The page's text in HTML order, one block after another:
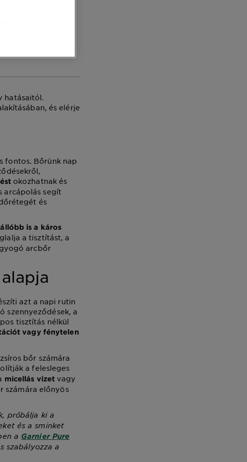
A bőre
öregedést,
hatásaitól.
és elérje
fontos. Bőrünk nap
okozhatnak és
arcápolás segít
és
is a káros
a tisztítást, a
arcbőr
azt a napi rutin
szennyeződések, a
tisztítás nélkül
vagy fénytelen
bőr számára
a felesleges
micellás vizet vagy
számára előnyös
próbálja ki a
és a sminket
a Garnier Pure
szabályozza a